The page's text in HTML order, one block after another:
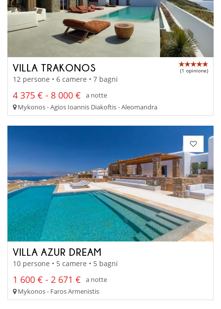
VILLA TRAKONOS (1 opinione)
12 persone • 6 camere • 7 bagni
4 375 € - 8 000 €
a notte
Mykonos - Agios Ioannis Diakoftis - Aleomandra
VILLA AZUR DREAM
10 persone • 5 camere • 5 bagni
1 600 € - 2 671 €
a notte
Mykonos - Faros Armenistis